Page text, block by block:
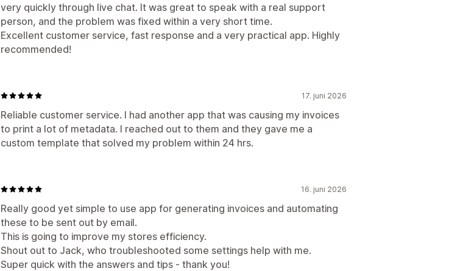
very quickly through live chat. It was great to speak with a real support
person, and the problem was fixed within a very short time.
Excellent customer service, fast response and a very practical app. Highly
recommended!
17. juni 2026
Reliable customer service. I had another app that was causing my invoices
to print a lot of metadata. I reached out to them and they gave me a
custom template that solved my problem within 24 hrs.
16. juni 2026
Really good yet simple to use app for generating invoices and automating
these to be sent out by email.
This is going to improve my stores efficiency.
Shout out to Jack, who troubleshooted some settings help with me.
Super quick with the answers and tips - thank you!